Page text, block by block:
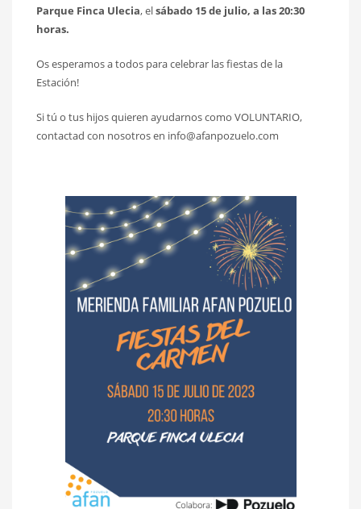
Parque Finca Ulecia, elsábado 15 de julio, a las 20:30
horas.
Os esperamos a todos para celebrar las fiestas de la
Estación!
Si tú o tus hijos quieren ayudarnos como VOLUNTARIO,
contactad con nosotros en info@afanpozuelo.com